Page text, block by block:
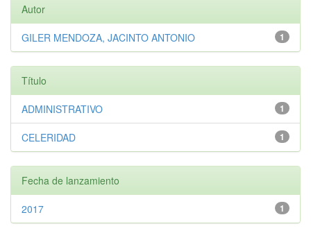
Autor
1
GILER MENDOZA, JACINTO ANTONIO
Título
1
ADMINISTRATIVO
1
CELERIDAD
Fecha de lanzamiento
1
2017